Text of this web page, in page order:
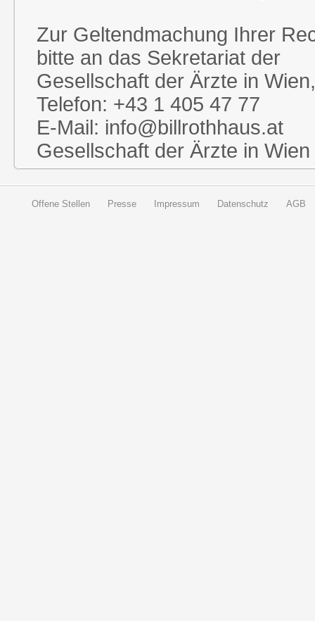
Zur Geltendmachung Ihrer
bitte an das Sekretariat der
Gesellschaft der Ärzte in
Telefon: +43 1 405 47 77
E-Mail: info@billrothhaus.at
Gesellschaft der Ärzte in Wien
Offene Stellen Presse Impressum Datenschutz AGB